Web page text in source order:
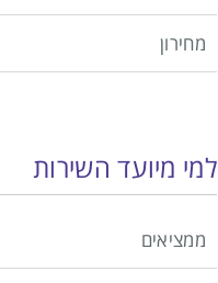
מחירון
למי מיועד השירות
ממציאים